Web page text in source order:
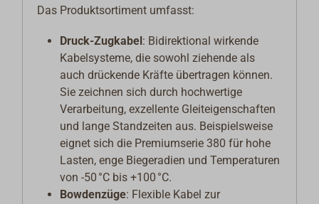
Das Produktsortiment umfasst:
Druck-Zugkabel : Bidirektional wirkende
Kabelsysteme, die sowohl ziehende als
auch drückende Kräfte übertragen können.
Sie zeichnen sich durch hochwertige
Verarbeitung, exzellente Gleiteigenschaften
und lange Standzeiten aus. Beispielsweise
eignet sich die Premiumserie 380 für hohe
Lasten, enge Biegeradien und Temperaturen
von -50 °C bis +100 °C.
Bowdenzüge: Flexible Kabel zur